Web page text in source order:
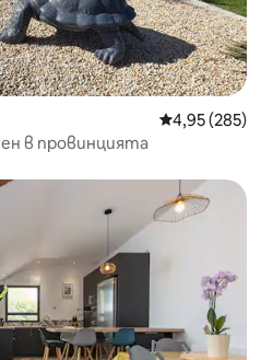
Средна
4,95 (285)
Уютна къща близо до Рен в провинцията